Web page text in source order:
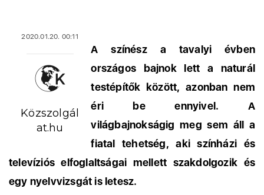
2020.01.20. 00:11
Közszolgál
at.hu
A színész a tavalyi évben
országos bajnok lett a naturál
testépítők között, azonban nem
éri be ennyivel. A
világbajnokságig meg sem áll a
fiatal tehetség, aki színházi és
televíziós elfoglaltságai mellett szakdolgozik és
egy nyelvvizsgát is letesz.